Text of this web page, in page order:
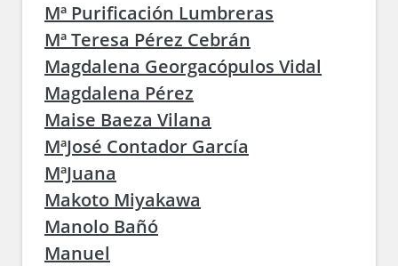
Mª Purificación Lumbreras
Mª Teresa Pérez Cebrán
Magdalena Georgacópulos Vidal
Magdalena Pérez
Maise Baeza Vilana
MªJosé Contador García
MªJuana
Makoto Miyakawa
Manolo Bañó
Manuel